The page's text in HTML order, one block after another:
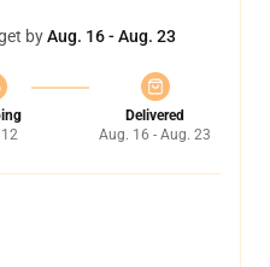
byAug. 16 - Aug. 23
Delivered
Aug. 16 - Aug. 23